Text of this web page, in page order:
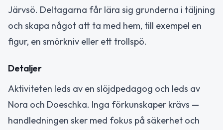
Järvsö. Deltagarna får lära sig grunderna i täljning
och skapa något att ta med hem, till exempel en
figur, en smörkniv eller ett trollspö.
Detaljer
Aktiviteten leds av en slöjdpedagog och leds av
Nora och Doeschka. Inga förkunskaper krävs —
handledningen sker med fokus på säkerhet och